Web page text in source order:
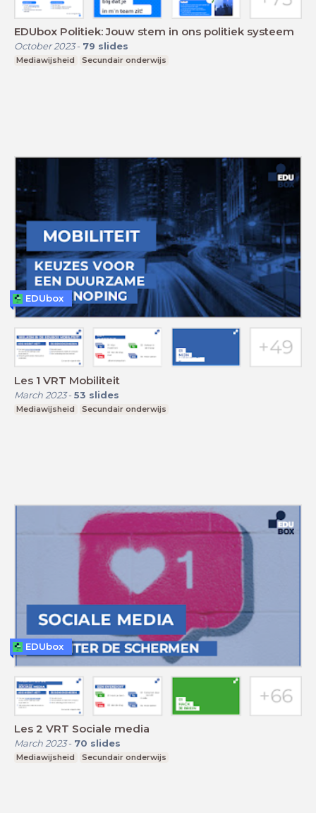
EDUbox Politiek: Jouw stem in ons politiek systeem
October 2023- 79 slides
Mediawijsheid Secundair onderwijs
Les 1 VRT Mobiliteit
March 2023- 53 slides
Mediawijsheid Secundair onderwijs
EDUbox
Les 2 VRT Sociale media
March 2023- 70 slides
Mediawijsheid Secundair onderwijs
EDUbox